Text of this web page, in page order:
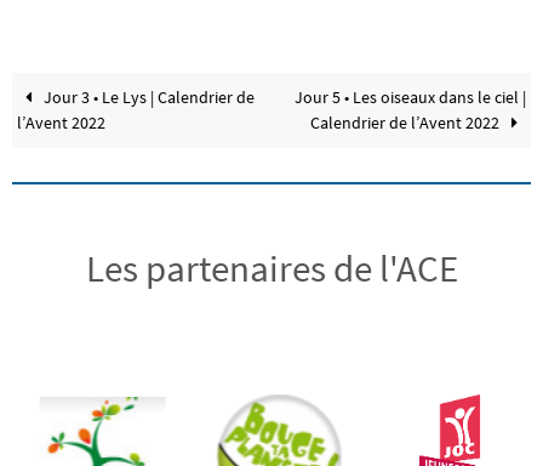
Jour 3 • Le Lys | Calendrier de
l’Avent 2022
Jour 5 • Les oiseaux dans le ciel |
Calendrier de l’Avent 2022
Les partenaires de l'ACE